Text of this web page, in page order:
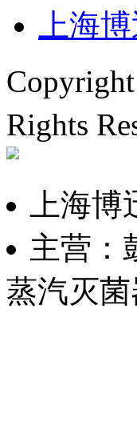
上海
Rights
上海
主营：
蒸汽灭